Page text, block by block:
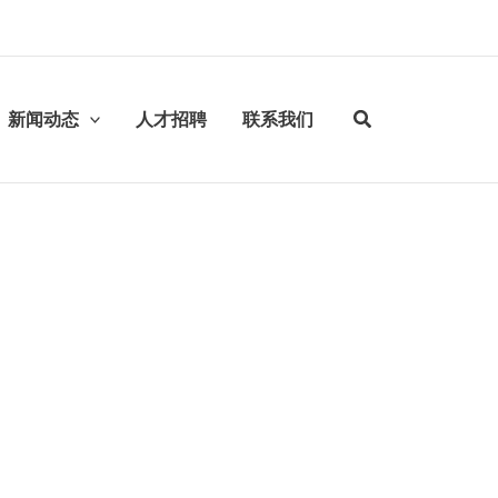
新闻动态 人才招聘 联系我们